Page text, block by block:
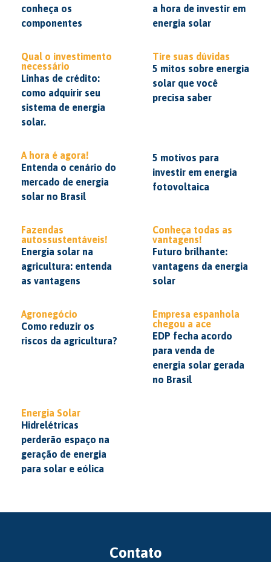
conheça os
componentes
a hora de investir em
energia solar
Qual o investimento
necessário
Linhas de crédito:
como adquirir seu
sistema de energia
solar.
Tire suas dúvidas
5 mitos sobre energia
solar que você
precisa saber
A hora é agora!
Entenda o cenário do
mercado de energia
solar no Brasil
5 motivos para
investir em energia
fotovoltaica
Fazendas
autossustentáveis!
Energia solar na
agricultura: entenda
as vantagens
Conheça todas as
vantagens!
Futuro brilhante:
vantagens da energia
solar
Agronegócio
Como reduzir os
riscos da agricultura?
Empresa espanhola
chegou a ace
EDP fecha acordo
para venda de
energia solar gerada
no Brasil
Energia Solar
Hidrelétricas
perderão espaço na
geração de energia
para solar e eólica
Contato